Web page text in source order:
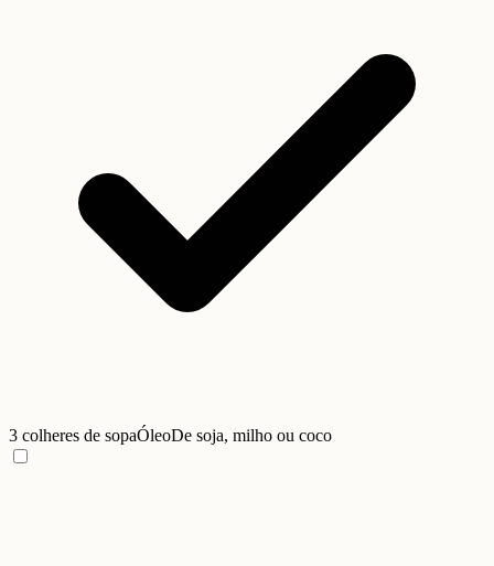
3 colheres de sopaÓleoDe soja, milho ou coco